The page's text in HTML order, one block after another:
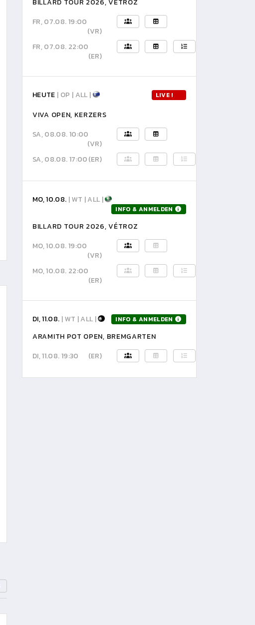
FR, 07.08. 19:00
(VR)
FR, 07.08. 22:00
(ER)
HEUTE | OP | ALL | LIVE !
VIVA OPEN, KERZERS
SA, 08.08. 10:00
(VR)
SA, 08.08. 17:00(ER)
MO, 10.08. | WT | ALL |
INFO & ANMELDEN
BILLARD TOUR 2026, VÉTROZ
MO, 10.08. 19:00
(VR)
MO, 10.08. 22:00
(ER)
DI, 11.08. | WT | ALL | INFO & ANMELDEN
ARAMITH POT OPEN, BREMGARTEN
DI, 11.08. 19:30
(ER)